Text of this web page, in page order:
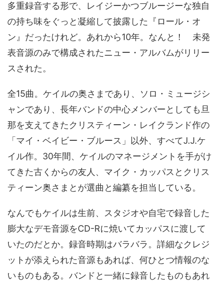
多重録音する形で、レイジーかつブルージーな独自
の持ち味をぐっと凝縮して披露した『ロール・オ
ン』だったけれど。あれから10年。なんと！ 未発
表音源のみで構成されたニュー・アルバムがリリー
スされた。
全15曲。ケイルの奥さまであり、ソロ・ミュージシ
ャンであり、長年バンドの中心メンバーとしても旦
那を支えてきたクリスティーン・レイクランド作の
「マイ・ベイビー・ブルース」以外、すべてJ.J.ケ
イル作。30年間、ケイルのマネージメントを手がけ
てきた古くからの友人、マイク・カッパスとクリス
ティーン奥さまとが選曲と編纂を担当している。
なんでもケイルは生前、スタジオや自宅で録音した
膨大なデモ音源をCD-Rに焼いてカッパスに渡して
いたのだとか。録音時期はバラバラ。詳細なクレジ
ットが添えられた音源もあれば、何ひとつ情報のな
いものもある。バンドと一緒に録音したものもあれ